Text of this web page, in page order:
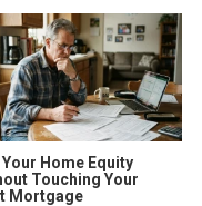
Your Home Equity
Touching Your
Mortgage